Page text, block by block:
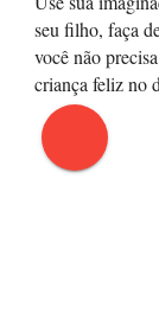
seu filho, faça
você não
criança feliz no